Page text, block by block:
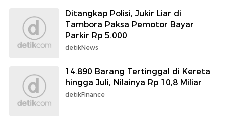
Ditangkap Polisi, Jukir Liar di
Tambora Paksa Pemotor Bayar
Parkir Rp 5.000
detikNews
14.890 Barang Tertinggal di Kereta
hingga Juli, Nilainya Rp 10,8 Miliar
detikFinance